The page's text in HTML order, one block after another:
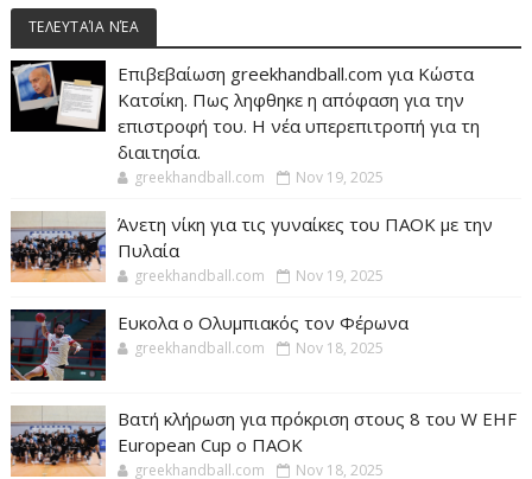
ΤΕΛΕΥΤΑΊΑ ΝΈΑ
Επιβεβαίωση greekhandball.com για Κώστα
Κατσίκη. Πως ληφθηκε η απόφαση για την
επιστροφή του. Η νέα υπερεπιτροπή για τη
διαιτησία.
greekhandball.com Nov 19, 2025
Άνετη νίκη για τις γυναίκες του ΠΑΟΚ με την
Πυλαία
greekhandball.com Nov 19, 2025
Ευκολα ο Ολυμπιακός τον Φέρωνα
greekhandball.com Nov 18, 2025
Βατή κλήρωση για πρόκριση στους 8 του W EHF
European Cup ο ΠΑΟΚ
greekhandball.com Nov 18, 2025